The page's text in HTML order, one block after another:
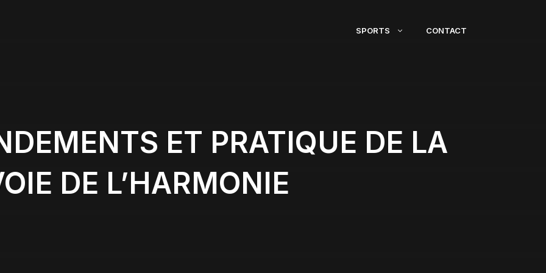
SPORTS CONTACT
ET PRATIQUE DE LA
DE L’HARMONIE